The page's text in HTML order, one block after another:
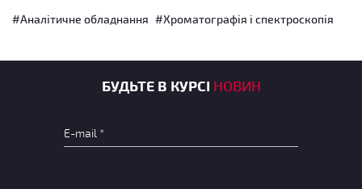
#Аналітичне обладнання #Хроматографія і спектроскопія
БУДЬТЕ В КУРСІ НОВИН